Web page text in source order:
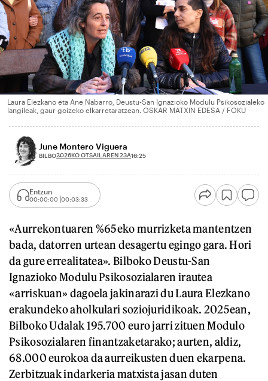
Laura Elezkano eta Ane Nabarro, Deustu-San Ignazioko Modulu Psikosozialeko
langileak, gaur goizeko elkarretaratzean. OSKAR MATXIN EDESA / FOKU
June Montero Viguera
BILBO2026KO OTSAILAREN 23A16:25
Entzun
00:00:00 00:03:33
«Aurrekontuaren %65eko murrizketa mantentzen
bada, datorren urtean desagertu egingo gara. Hori
da gure errealitatea». Bilboko Deustu-San
Ignazioko Modulu Psikosozialaren irautea
«arriskuan» dagoela jakinarazi du Laura Elezkano
erakundeko aholkulari soziojuridikoak. 2025ean,
Bilboko Udalak 195.700 euro jarri zituen Modulo
Psikosozialaren finantzaketarako; aurten, aldiz,
68.000 eurokoa da aurreikusten duen ekarpena.
Zerbitzuak indarkeria matxista jasan duten